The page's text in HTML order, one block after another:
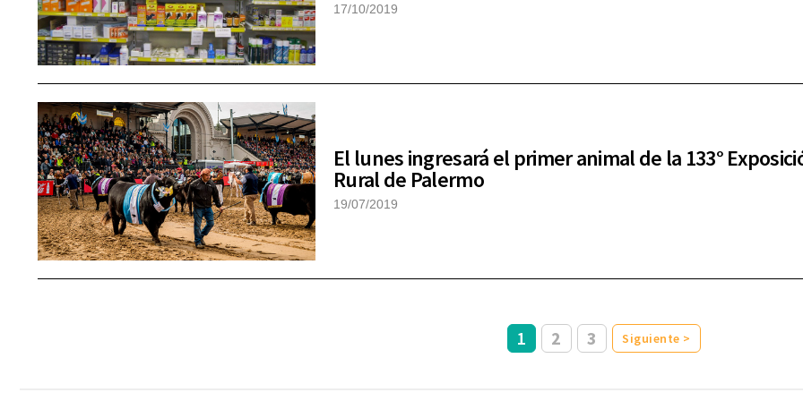
17/10/2019
El lunes ingresará el primer animal de la 133°
Rural de Palermo
19/07/2019
1 2 3 Siguiente >